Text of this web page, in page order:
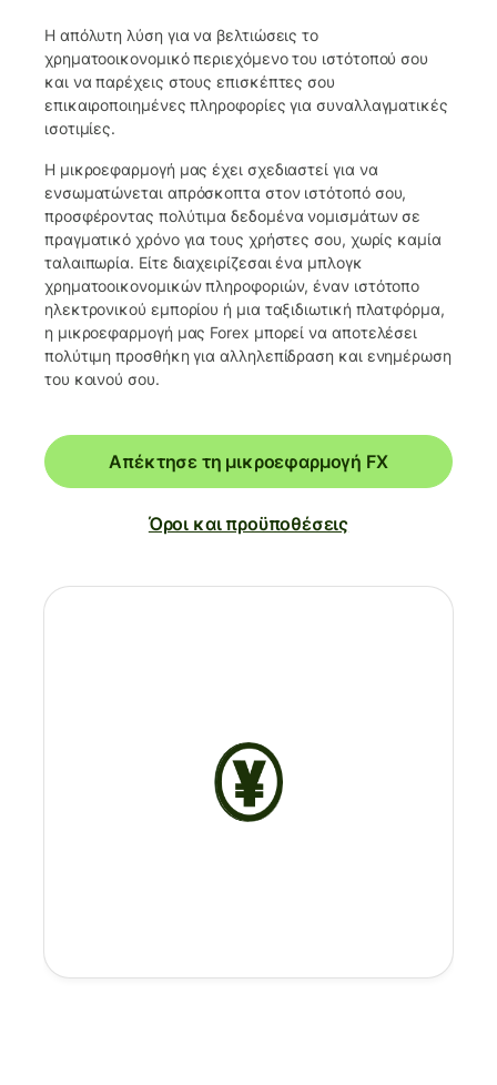
Η απόλυτη λύση για να βελτιώσεις το
χρηματοοικονομικό περιεχόμενο του ιστότοπού σου
και να παρέχεις στους επισκέπτες σου
επικαιροποιημένες πληροφορίες για συναλλαγματικές
ισοτιμίες.
Η μικροεφαρμογή μας έχει σχεδιαστεί για να
ενσωματώνεται απρόσκοπτα στον ιστότοπό σου,
προσφέροντας πολύτιμα δεδομένα νομισμάτων σε
πραγματικό χρόνο για τους χρήστες σου, χωρίς καμία
ταλαιπωρία. Είτε διαχειρίζεσαι ένα μπλογκ
χρηματοοικονομικών πληροφοριών, έναν ιστότοπο
ηλεκτρονικού εμπορίου ή μια ταξιδιωτική πλατφόρμα,
η μικροεφαρμογή μας Forex μπορεί να αποτελέσει
πολύτιμη προσθήκη για αλληλεπίδραση και ενημέρωση
του κοινού σου.
Απέκτησε τη μικροεφαρμογή FX
Όροι και προϋποθέσεις